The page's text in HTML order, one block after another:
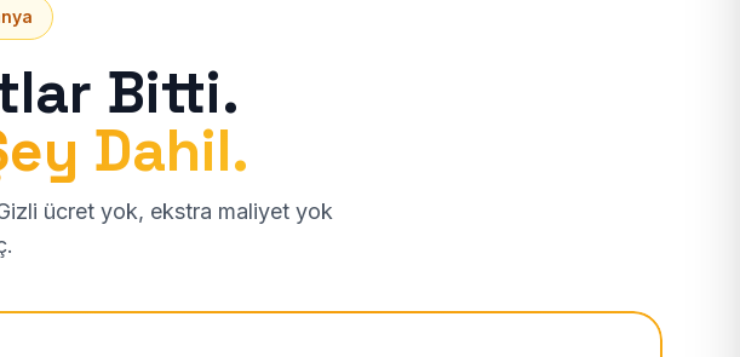
Bitti.
Dahil.
ücret yok, ekstra maliyet yok